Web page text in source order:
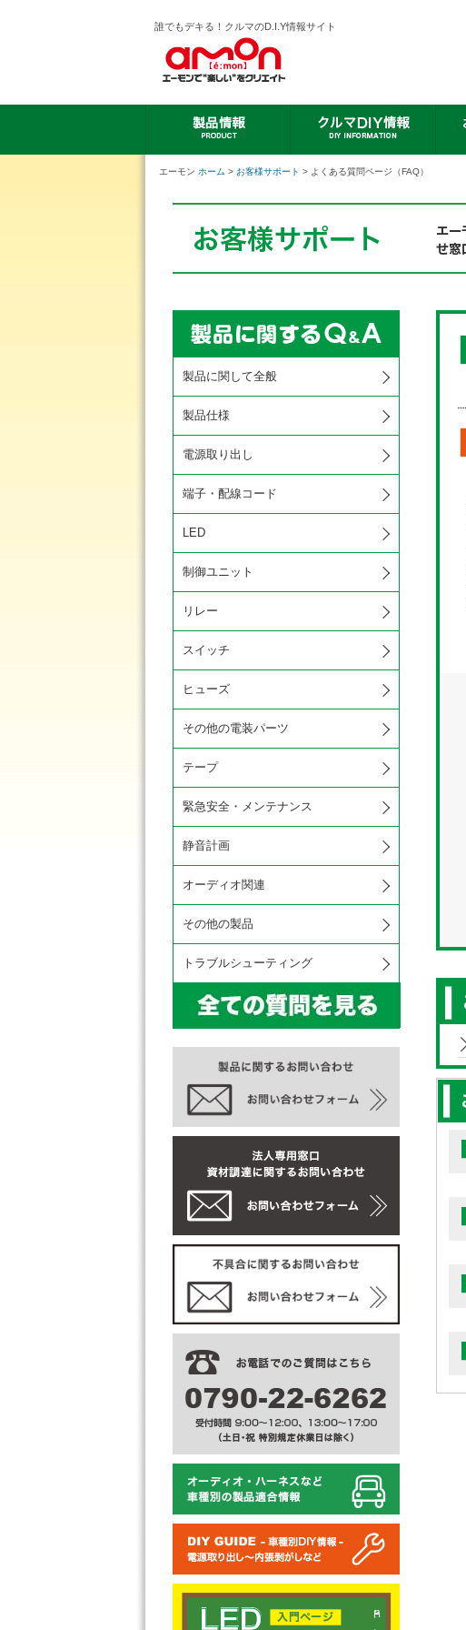
誰でもデキる！クルマのD.I.Y情報サイト
エーモン ホーム > お客様サポート > よくある質問ページ（FAQ）
製品に関して全般
製品仕様
電源取り出し
端子・配線コード
LED
制御ユニット
リレー
スイッチ
ヒューズ
その他の電装パーツ
テープ
緊急安全・メンテナンス
静音計画
オーディオ関連
その他の製品
トラブルシューティング